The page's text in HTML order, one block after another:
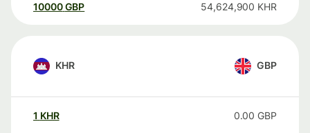
10000 GBP 54,624,900 KHR
KHR GBP
1 KHR 0.00 GBP